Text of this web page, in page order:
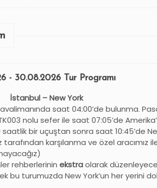
- 30.08.2026 Tur Programı
– New York
saat 04:00’de bulunma.
nolu sefer ile saat 07:05’de
saatlik bir uçuştan sonra saat 10:45’de
tarafından karşılanma ve özel aracımız
rehberlerinin ekstraolarak
bu turumuzda New York’un her yerini